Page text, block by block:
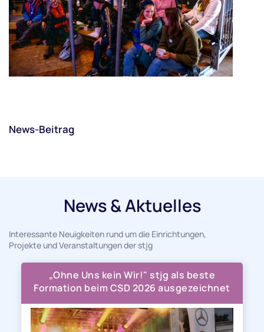
News-Beitrag
News & Aktuelles
Interessante Neuigkeiten rund um die Einrichtungen,
Projekte und Veranstaltungen der stjg
„Ohne Uns kein Wir!" stjg als beste
Formation beim CSD 2026 ausgezeichnet